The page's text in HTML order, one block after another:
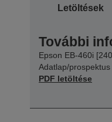
Letöltések
További
Epson EB-460i
Adatlap/prospektus
PDF letöltése